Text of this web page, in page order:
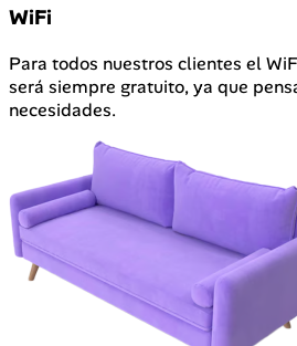
WiFi
Para todos nuestros clientes el
será siempre gratuito, ya que
necesidades.